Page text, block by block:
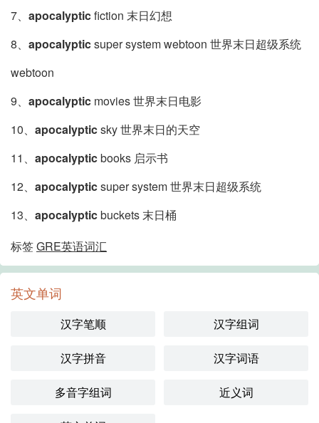
7、 apocalypticfiction 末日幻想
8、 apocalypticsuper system webtoon 世界末日超级系统
webtoon
9、 apocalyptic movies 世界末日电影
10、 apocalypticsky 世界末日的天空
11、 apocalypticbooks 启示书
12、 apocalypticsuper system 世界末日超级系统
13、 apocalypticbuckets 末日桶
标签GRE英语词汇
英文单词
汉字笔顺 汉字组词
汉字拼音 汉字词语
多音字组词 近义词